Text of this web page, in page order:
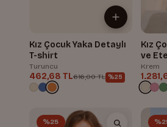
Kız Çocuk Yaka Detaylı
T-shirt
Turuncu
462,68 TL616,00 TL %25
Kız
ve
Krem
%25